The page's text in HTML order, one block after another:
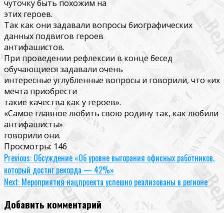
чуточку быть похожим на
этих героев.
Так как они задавали вопросы биографических
данных подвигов героев
антифашистов.
При проведении рефлексии в конце бесед
обучающиеся задавали очень
интересные углубленные вопросы и говорили, что «их
мечта приобрести
такие качества как у героев».
«Самое главное любить свою родину так, как любили
антифашисты»
говорили они.
Просмотры: 146
Continue
Reading
Previous: Обсуждение «Об уровне выгорания офисных работников,
который достиг рекорда — 42%»
Next: Мероприятия нацпроекта успешно реализованы в регионе
Добавить комментарий